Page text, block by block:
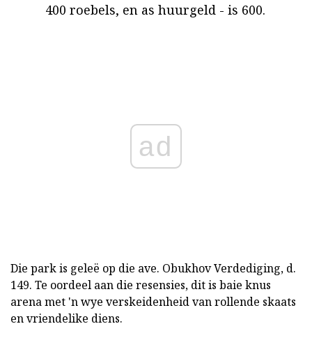
400 roebels, en as huurgeld - is 600.
ad
Die park is geleë op die ave. Obukhov Verdediging, d.
149. Te oordeel aan die resensies, dit is baie knus
arena met 'n wye verskeidenheid van rollende skaats
en vriendelike diens.